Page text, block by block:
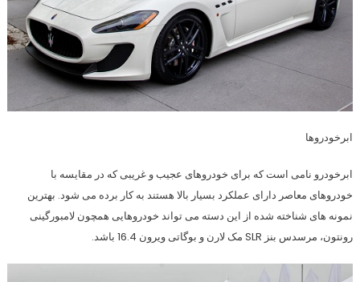
ابرخودروها
ابرخودرو نامی است که برای خودروهای عجیب و غریبی که در مقایسه با
خودروهای معاصر دارای عملکرد بسیار بالا هستند به کار برده می شود. بهترین
نمونه های شناخته شده از این دسته می تواند خودروهایی همچون لامبورگینی
رونتون، مرسدس بنز SLR مک‌ لارن و بوگاتی ویرون 16.4 باشد.